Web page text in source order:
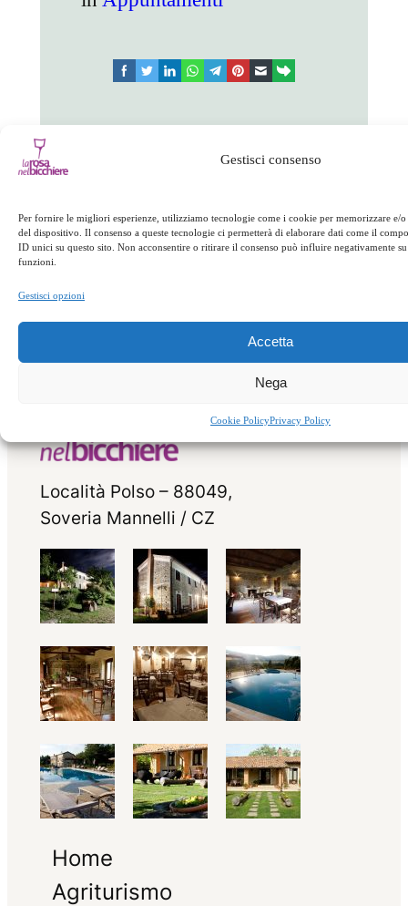
Gestisci consenso
Per fornire le migliori esperienze, utilizziamo tecnologie come i cookie per memorizzare e/
del dispositivo. Il consenso a queste tecnologie ci permetterà di elaborare dati come il
ID unici su questo sito. Non acconsentire o ritirare il consenso può influire negativamente
funzioni.
Gestisci opzioni
Accetta
Nega
Cookie PolicyPrivacy Policy
facebooktwitterlinkedinwhatsapptelegram
pinterest email link
Appuntamenti
bufala calabrese
degustazione →
Località Polso – 88049,
Soveria Mannelli / CZ
Home
Agriturismo